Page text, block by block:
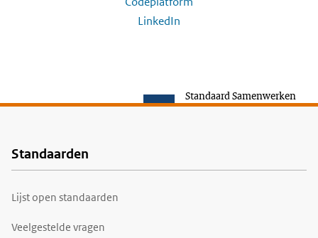
LinkedIn
Standaard Samenwerken
Voet
Standaarden
Lijst open standaarden
Veelgestelde vragen